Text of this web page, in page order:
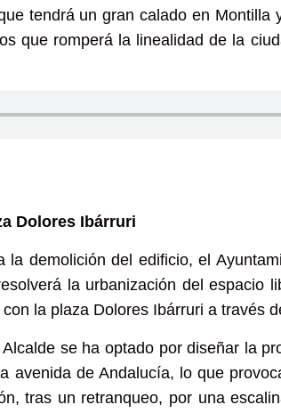
tendrá un gran calado en
que romperá la linealidad de la
Dolores Ibárruri
la demolición del edificio, el
la urbanización del
la plaza Dolores Ibárruri a través
se ha optado por diseñar la
avenida de Andalucía, lo que
tras un retranqueo, por una